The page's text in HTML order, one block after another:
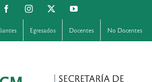
FacebookInstagram YouTube
Egresados Docentes No Docentes